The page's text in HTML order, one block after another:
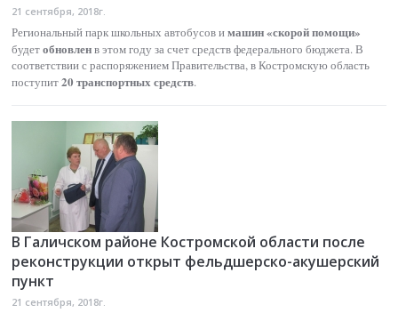
21 сентября, 2018г.
Региональный парк школьных автобусов имашин «скорой помощи»
будетобновленв этом году за счет средств федерального бюджета. В
соответствии с распоряжением Правительства, в Костромскую область
поступит20 транспортных средств.
В Галичском районе Костромской области после
реконструкции открыт фельдшерско-акушерский
пункт
21 сентября, 2018г.